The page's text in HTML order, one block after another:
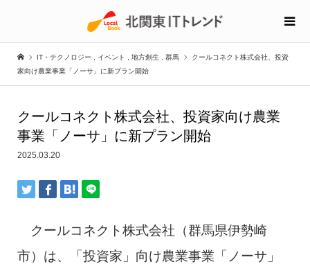
IT・テクノロジー イベント 地方創生 群馬
クールコネクト株式会社、投資
家向け農業事業「ノーサ」に新プラン開始
クールコネクト株式会社、投資家向け農業
事業「ノーサ」に新プラン開始
2025.03.20
クールコネクト株式会社（群馬県伊勢崎
市）は、「投資家」向け農業事業「ノーサ」